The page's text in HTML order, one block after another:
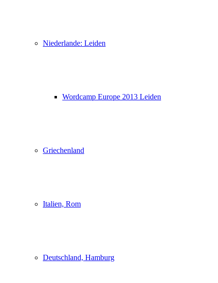
Niederlande: Leiden
Wordcamp Europe 2013 Leiden
Griechenland
Italien, Rom
Deutschland, Hamburg